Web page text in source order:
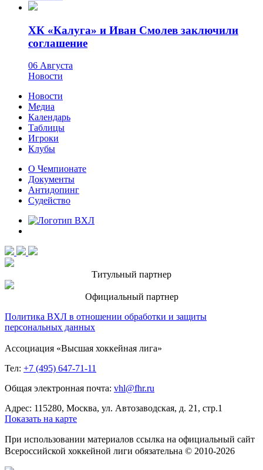
ХК «Калуга» и Иван Смолев заключили
соглашение
06 Августа
Новости
Новости
Медиа
Календарь
Таблицы
Игроки
Клубы
О Чемпионате
Документы
Антидопинг
Судейство
Титульный партнер
Официальный партнер
Политика ВХЛ в отношении обработки и защиты
персональных данных
Ассоциация «Высшая хоккейная лига»
Тел: +7 (495) 647-71-11
Общая электронная почта: vhl@fhr.ru
Адрес: 115280, Москва, ул. Автозаводская, д. 21, стр.1
Показать на карте
При использовании материалов ссылка на официальный сайт
Всероссийской хоккейной лиги обязательна © 2010-2026